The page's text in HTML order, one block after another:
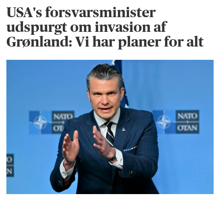
USA's forsvarsminister
udspurgt om invasion af
Grønland: Vi har planer for alt